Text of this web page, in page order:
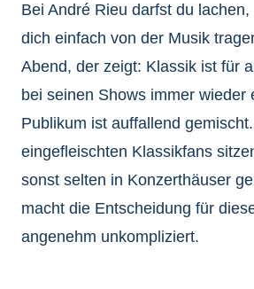
Bei André Rieu darfst du
dich einfach von der Musik
Abend, der zeigt: Klassik ist für
bei seinen Shows immer wieder
Publikum ist auffallend
eingefleischten Klassikfans
sonst selten in Konzerthäuser
macht die Entscheidung für
angenehm unkompliziert.